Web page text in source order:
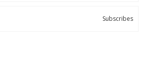
Subscribes